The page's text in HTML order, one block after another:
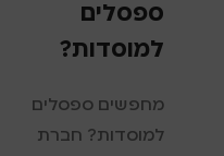
ספסלים
למוסדות?
מחפשים ספסלים
למוסדות? חברת